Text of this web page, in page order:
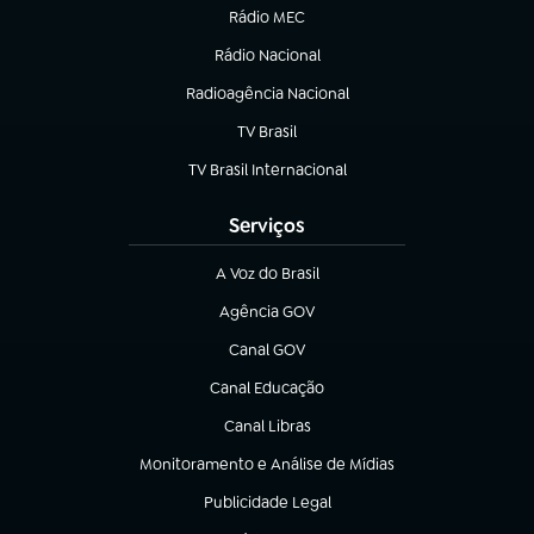
Rádio MEC
(abre em nova aba)
Rádio Nacional
Radioagência Nacional
(abre em nova aba)
TV Brasil
(abre em nova aba)
TV Brasil Internacional
(abre em nova aba)
Serviços
A Voz do Brasil
(abre em nova aba)
Agência GOV
(abre em nova aba)
Canal GOV
(abre em nova aba)
Canal Educação
(abre em nova aba)
Canal Libras
(abre em nova aba)
Monitoramento e Análise de Mídias
(abre em nova aba)
Publicidade Legal
(abre em nova aba)